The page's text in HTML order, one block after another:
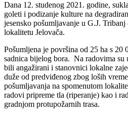
Dana 12. studenog 2021. godine,
goleti i podizanje kulture na
jesensko pošumljavanje u G.J.
lokalitetu Jelovača.
Pošumljena je površina od 25 ha s 20
sadnica bijelog bora. Na radovima
bili angažirani i stanovnici lokalne
duže od predviđenog zbog loših
pošumljavanja na spomenutom
radovi pripreme tla (riperanje) kao i
gradnjom protupožarnih trasa.